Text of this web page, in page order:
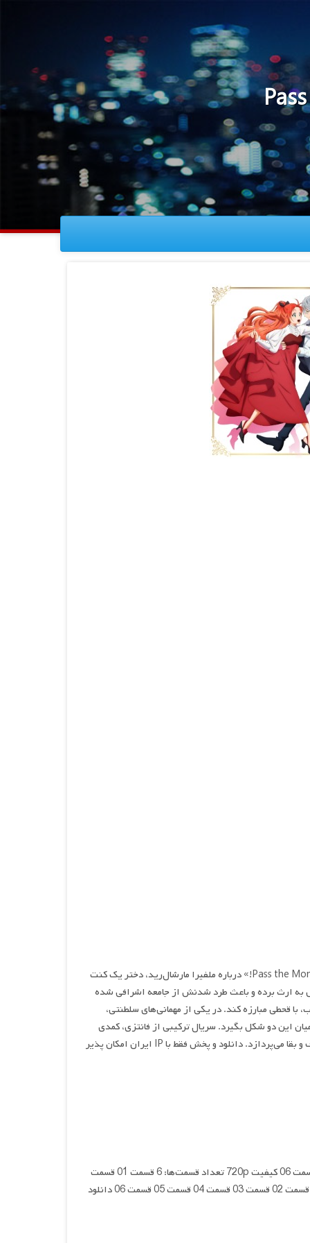
سریال «Pass the Monster Meat, Milady!» درباره ملفیرا مارشال‌رید، دختر یک کنت
به ارث برده و باعث طرد شدنش از جامعه اشرافی شده
قحطی مبارزه کند. در یکی از مهمانی‌های سلطنتی،
این دو شکل بگیرد. سریال ترکیبی از فانتزی، کمدی
رمانتیک و فضای قرون‌وسطایی دارد و به موضوعاتی مثل پذیرش تفاوت‌ها، عشق غیرمتعارف و بقا می‌پردازد. دانلود و پخش فقط با IP ایران امکان پذیر
کیفیت 1080p تعداد قسمت‌ها: 6 قسمت 01 قسمت 02 قسمت 03 قسمت 04 قسمت 05 قسمت 06 کیفیت 720p تعداد قسمت‌ها: 6 قسمت 01 قسمت
02 قسمت 03 قسمت 04 قسمت 05 قسمت 06 کیفیت 480p تعداد قسمت‌ها: 6 قسمت 01 قسمت 02 قسمت 03 قسمت 04 قسمت 05 قسمت 06 دانلود